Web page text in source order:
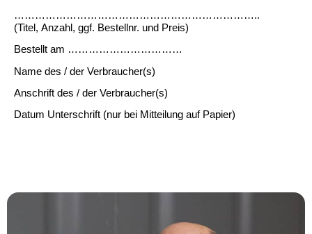
……………………………………………………………..
(Titel, Anzahl, ggf. Bestellnr. und Preis)
Bestellt am ……………………………
Name des / der Verbraucher(s)
Anschrift des / der Verbraucher(s)
Datum Unterschrift (nur bei Mitteilung auf Papier)